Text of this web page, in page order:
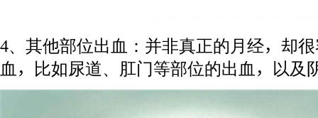
4、其他部位出血：并非真正的月经，却
血，比如尿道、肛门等部位的出血，以及